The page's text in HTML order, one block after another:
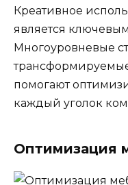
Креативное
является
Многоуровневые
помогают
каждый уголок
Оптимизация